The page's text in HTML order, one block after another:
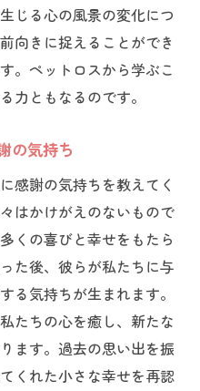
じる心の風景の変化につ
向きに捉えることができ
。ペットロスから学ぶこ
力ともなるのです。
の気持ち
感謝の気持ちを教えてく
はかけがえのないもので
くの喜びと幸せをもたら
た後、彼らが私たちに与
る気持ちが生まれます。
たちの心を癒し、新たな
ます。過去の思い出を振
くれた小さな幸せを再認